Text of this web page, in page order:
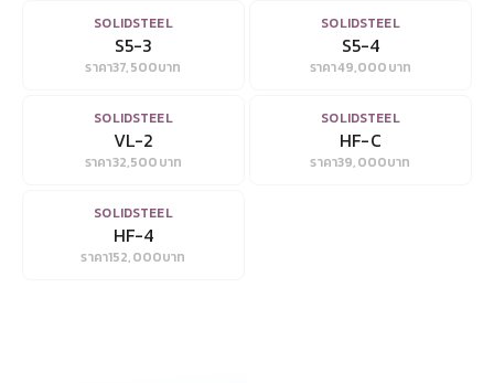
VIEW
SOLIDSTEEL
S5-3
ราคา37,500บาท
VIEW
SOLIDSTEEL
S5-4
ราคา49,000บาท
VIEW
SOLIDSTEEL
VL-2
ราคา32,500บาท
VIEW
SOLIDSTEEL
HF-C
ราคา39,000บาท
VIEW
SOLIDSTEEL
HF-4
ราคา152,000บาท